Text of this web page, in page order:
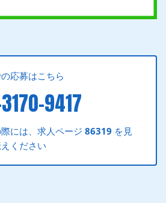
応募はこちら
9417
には、求人ページ86319 を見
ください